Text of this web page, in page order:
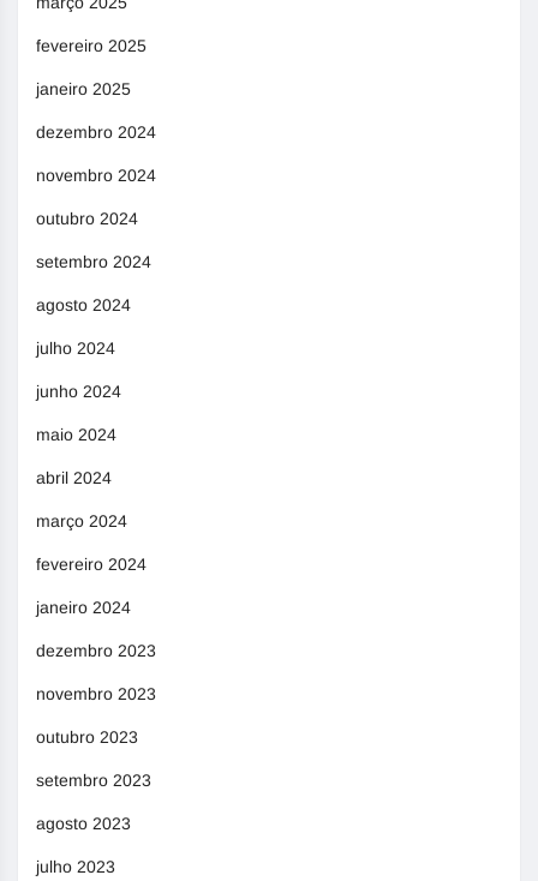
fevereiro 2025
janeiro 2025
dezembro 2024
novembro 2024
outubro 2024
setembro 2024
agosto 2024
julho 2024
junho 2024
maio 2024
abril 2024
março 2024
fevereiro 2024
janeiro 2024
dezembro 2023
novembro 2023
outubro 2023
setembro 2023
agosto 2023
julho 2023